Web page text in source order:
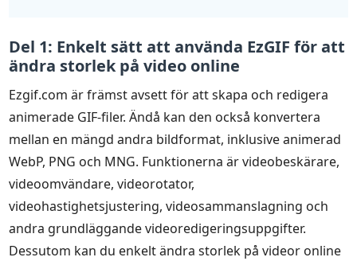
Del 1: Enkelt sätt att använda EzGIF för att
ändra storlek på video online
Ezgif.com är främst avsett för att skapa och redigera
animerade GIF-filer. Ändå kan den också konvertera
mellan en mängd andra bildformat, inklusive animerad
WebP, PNG och MNG. Funktionerna är videobeskärare,
videoomvändare, videorotator,
videohastighetsjustering, videosammanslagning och
andra grundläggande videoredigeringsuppgifter.
Dessutom kan du enkelt ändra storlek på videor online